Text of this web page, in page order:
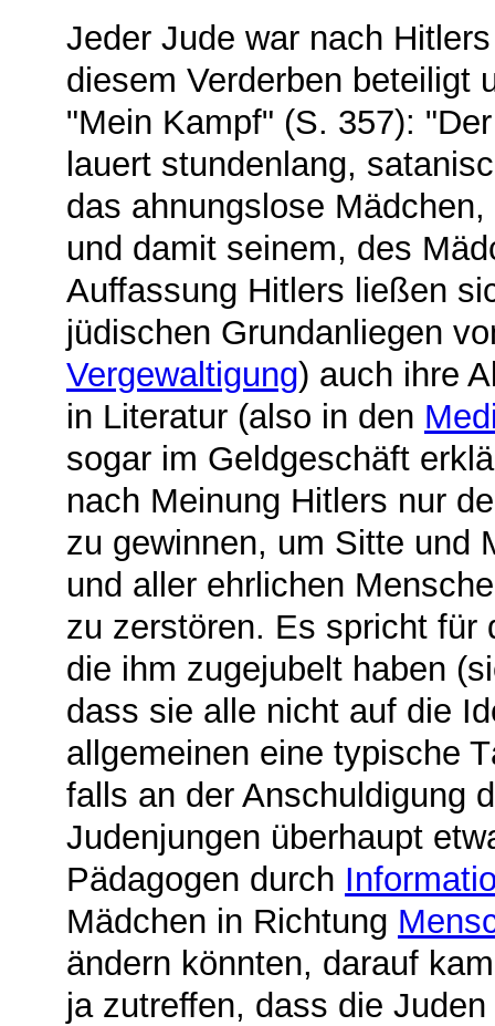
Jeder Jude war nach
diesem Verderben beteiligt
"Mein Kampf" (S. 357):
lauert stundenlang,
das ahnungslose
und damit seinem, des
Auffassung Hitlers ließen
jüdischen Grundanliegen
Vergewaltigung) auch ihre
in Literatur (also in den
sogar im Geldgeschäft
nach Meinung Hitlers nur
zu gewinnen, um Sitte und
und aller ehrlichen
zu zerstören. Es spricht für
die ihm zugejubelt haben
dass sie alle nicht auf die
allgemeinen eine typische
falls an der Anschuldigung
Judenjungen überhaupt
Pädagogen durch
Mädchen in Richtung
ändern könnten, darauf
ja zutreffen, dass die